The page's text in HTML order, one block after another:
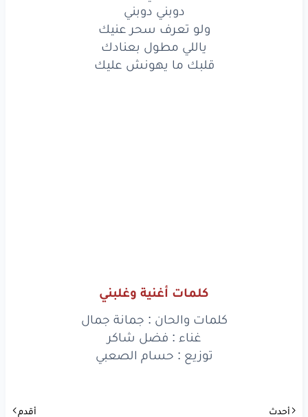
تعرف سحر
ياللي مطولبعنادك
قلبكما يهونشعليك
دوبني دوبني
ولو تعرف سحر عنيك
ياللي مطول بعنادك
قلبك ما يهونش عليك
كلمات أغنية وغلبني
كلمات والحان : جمانة جمال
غناء : فضل شاكر
توزيع : حسام الصعبي
أحدث أقدم